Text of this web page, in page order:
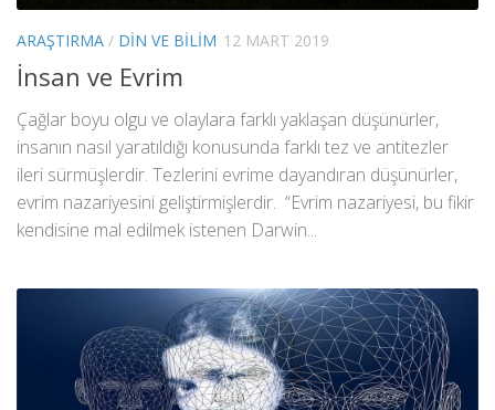
ARAŞTIRMA / DIN VE BILIM 12 MART 2019
İnsan ve Evrim
Çağlar boyu olgu ve olaylara farklı yaklaşan düşünürler,
insanın nasıl yaratıldığı konusunda farklı tez ve antitezler
ileri sürmüşlerdir. Tezlerini evrime dayandıran düşünürler,
evrim nazariyesini geliştirmişlerdir. “Evrim nazariyesi, bu fikir
kendisine mal edilmek istenen Darwin...